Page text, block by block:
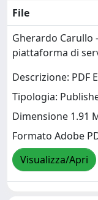
File
Gherardo Carullo
piattaforma di
Descrizione: PDF
Tipologia:
Dimensione 1.91
Formato Adobe
Visualizza/Apri